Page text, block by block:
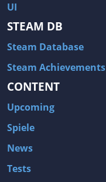
UI
STEAM DB
Steam Database
Steam Achievements
CONTENT
Upcoming
Spiele
News
Tests